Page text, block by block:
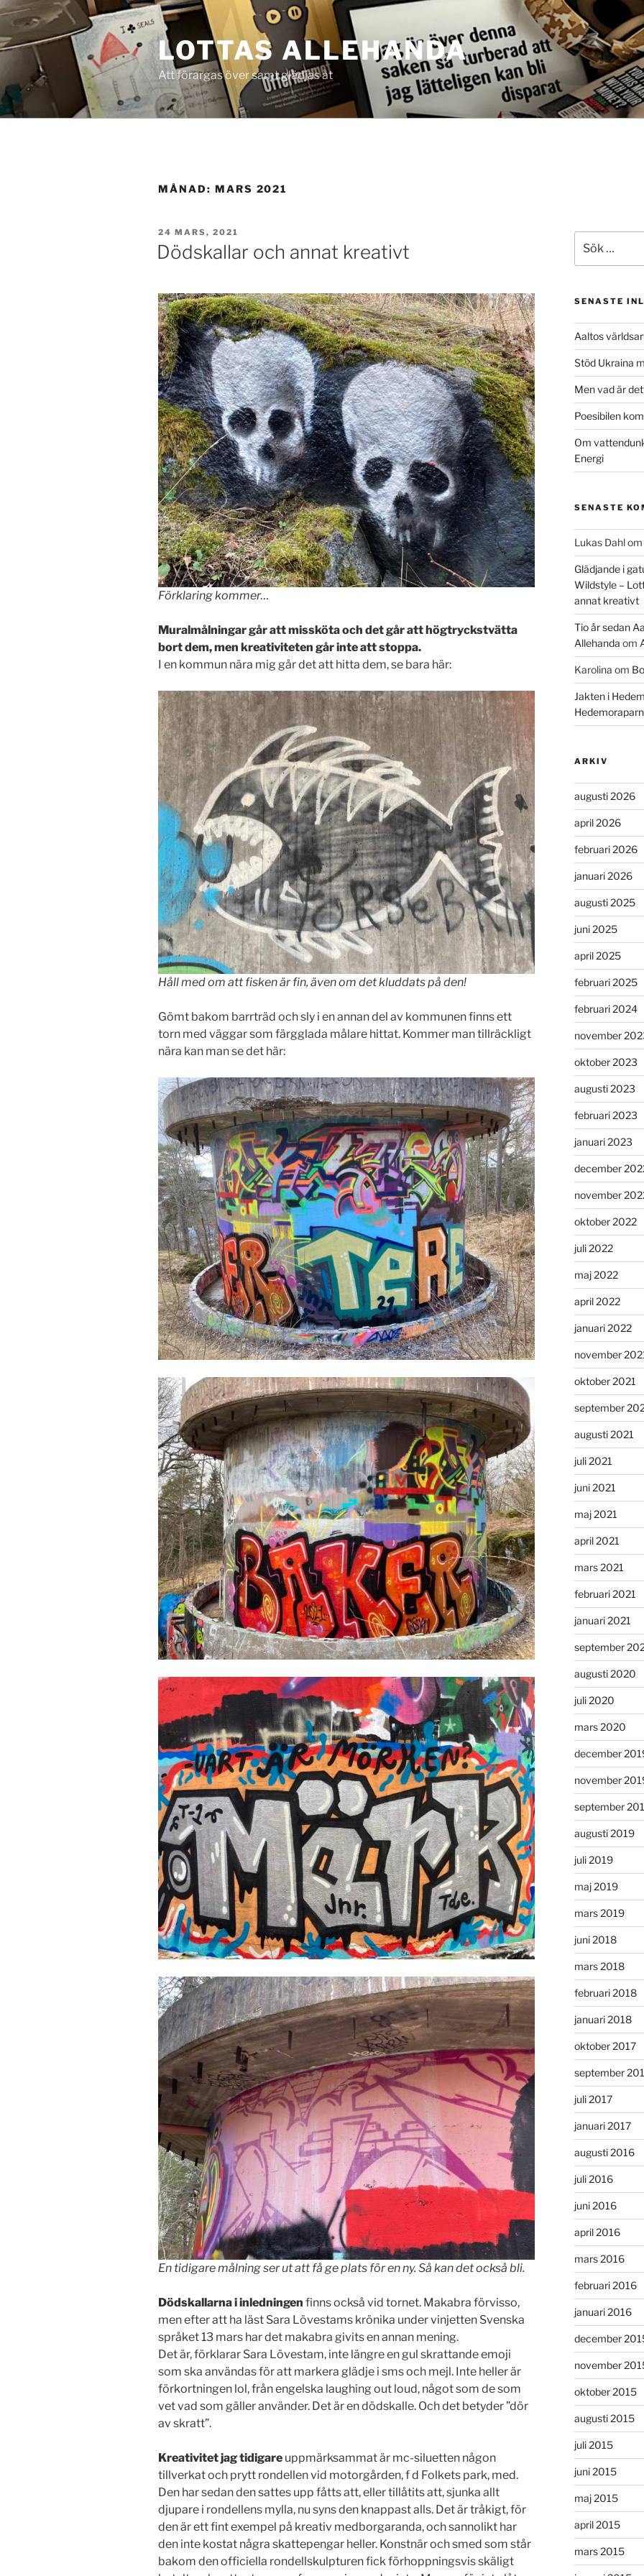
Hoppa
till
innehåll
LOTTAS ALLEHANDA
Att förargas över samt glädjas åt
MÅNAD: MARS 2021
PUBLICERAT
24 MARS, 2021
Dödskallar och annat kreativt
Förklaring kommer…
Muralmålningar går att missköta och det går att högtryckstvätta
bort dem, men kreativiteten går inte att stoppa.
I en kommun nära mig går det att hitta dem, se bara här:
Håll med om att fisken är fin, även om det kluddats på den!
Gömt bakom barrträd och sly i en annan del av kommunen finns ett
torn med väggar som färgglada målare hittat. Kommer man tillräckligt
nära kan man se det här:
En tidigare målning ser ut att få ge plats för en ny. Så kan det också bli.
Dödskallarna i inledningen finns också vid tornet. Makabra förvisso,
men efter att ha läst Sara Lövestams krönika under vinjetten Svenska
språket 13 mars har det makabra givits en annan mening.
Det är, förklarar Sara Lövestam, inte längre en gul skrattande emoji
som ska användas för att markera glädje i sms och mejl. Inte heller är
förkortningen lol, från engelska laughing out loud, något som de som
vet vad som gäller använder. Det är en dödskalle. Och det betyder ”dör
av skratt”.
Kreativitet jag tidigare uppmärksammat är mc-siluetten någon
tillverkat och prytt rondellen vid motorgården, f d Folkets park, med.
Den har sedan den sattes upp fåtts att, eller tillåtits att, sjunka allt
djupare i rondellens mylla, nu syns den knappast alls. Det är tråkigt, för
den är ett fint exempel på kreativ medborgaranda, och sannolikt har
den inte kostat några skattepengar heller. Konstnär och smed som står
bakom den officiella rondellskulpturen fick förhoppningsvis skäligt
efter:
SENASTE
Aaltos
Stöd Ukraina
Men vad är
Poesibilen
Om
Energi
SENASTE
Lukas Dahlom
Glädjande i
Wildstyle –
annat kreativt
Tio år sedan
Allehanda om
Karolina om
Jakten i
ARKIV
augusti 2026
april 2026
februari 2026
januari 2026
augusti 2025
juni 2025
april 2025
februari 2025
februari 2024
november
oktober 2023
augusti 2023
februari 2023
januari 2023
december
november
oktober 2022
juli 2022
maj 2022
april 2022
januari 2022
november
oktober 2021
september
augusti 2021
juli 2021
juni 2021
maj 2021
april 2021
mars 2021
februari 2021
januari 2021
september
augusti 2020
juli 2020
mars 2020
december
november
september
augusti 2019
juli 2019
maj 2019
mars 2019
juni 2018
mars 2018
februari 2018
januari 2018
oktober 2017
september
juli 2017
januari 2017
augusti 2016
juli 2016
juni 2016
april 2016
mars 2016
februari 2016
januari 2016
december
november
oktober 2015
augusti 2015
juli 2015
juni 2015
maj 2015
april 2015
mars 2015